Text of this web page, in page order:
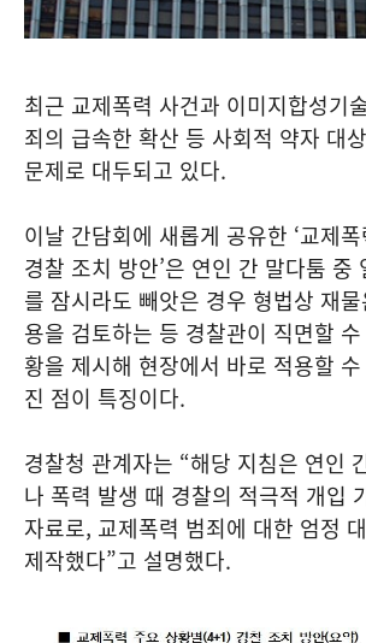
최근 교제폭력 사건과 이미지합성기
죄의 급속한 확산 등 사회적 약자 대
문제로 대두되고 있다.
이날 간담회에 새롭게 공유한 ‘교제
경찰 조치 방안’은 연인 간 말다툼 중
를 잠시라도 빼앗은 경우 형법상 재
용을 검토하는 등 경찰관이 직면할
황을 제시해 현장에서 바로 적용할
진 점이 특징이다.
경찰청 관계자는 “해당 지침은 연인
나 폭력 발생 때 경찰의 적극적 개입
자료로, 교제폭력 범죄에 대한 엄정
제작했다”고 설명했다.